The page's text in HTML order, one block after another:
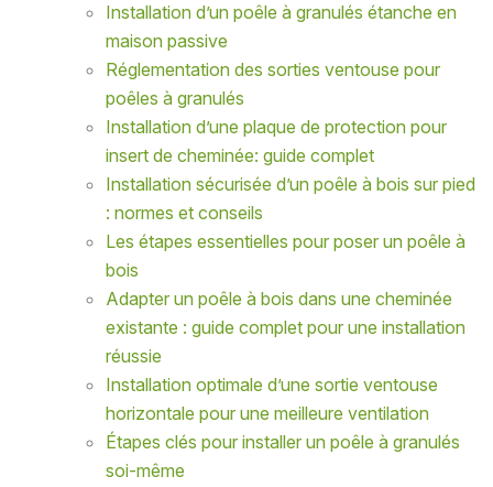
Installation d’un poêle à granulés étanche en
maison passive
Réglementation des sorties ventouse pour
poêles à granulés
Installation d’une plaque de protection pour
insert de cheminée: guide complet
Installation sécurisée d’un poêle à bois sur pied
: normes et conseils
Les étapes essentielles pour poser un poêle à
bois
Adapter un poêle à bois dans une cheminée
existante : guide complet pour une installation
réussie
Installation optimale d’une sortie ventouse
horizontale pour une meilleure ventilation
Étapes clés pour installer un poêle à granulés
soi-même